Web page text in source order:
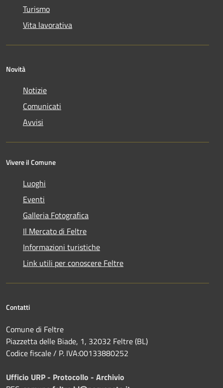
Turismo
Vita lavorativa
Novità
Notizie
Comunicati
Avvisi
Vivere il Comune
Luoghi
Eventi
Galleria Fotografica
Il Mercato di Feltre
Informazioni turistiche
Link utili per conoscere Feltre
Contatti
Comune di Feltre
Piazzetta delle Biade, 1, 32032 Feltre (BL)
Codice fiscale / P. IVA:00133880252
Ufficio URP - Protocollo - Archivio